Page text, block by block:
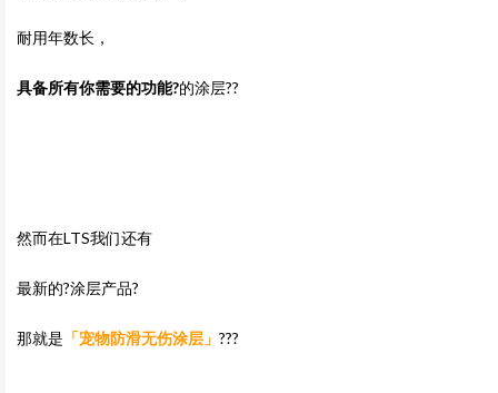
耐用年数长，
具备所有你需要的功能?的涂层??
然而在LTS我们还有
最新的?涂层产品?
那就是 「宠物防滑无伤涂层」 ???